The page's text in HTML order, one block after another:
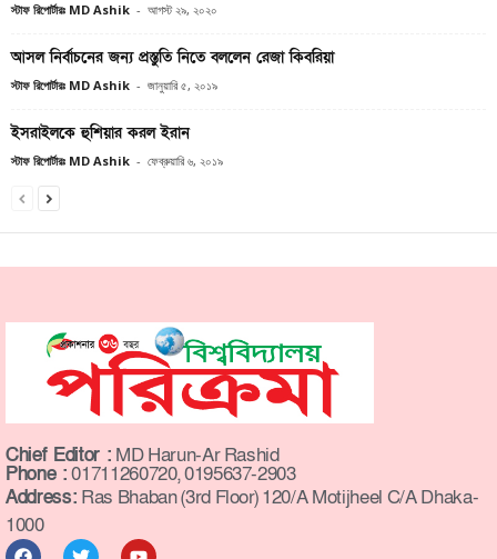
স্টাফ রিপোর্টারঃ MD Ashik - আগস্ট ২৯, ২০২০
আসল নির্বাচনের জন্য প্রস্তুতি নিতে বললেন রেজা কিবরিয়া
স্টাফ রিপোর্টারঃ MD Ashik - জানুয়ারি ৫, ২০১৯
ইসরাইলকে হুশিয়ার করল ইরান
স্টাফ রিপোর্টারঃ MD Ashik - ফেব্রুয়ারি ৬, ২০১৯
Chief Editor : MD Harun-Ar Rashid
Phone :01711260720, 0195637-2903
Address: Ras Bhaban (3rd Floor) 120/A Motijheel C/A Dhaka-
1000